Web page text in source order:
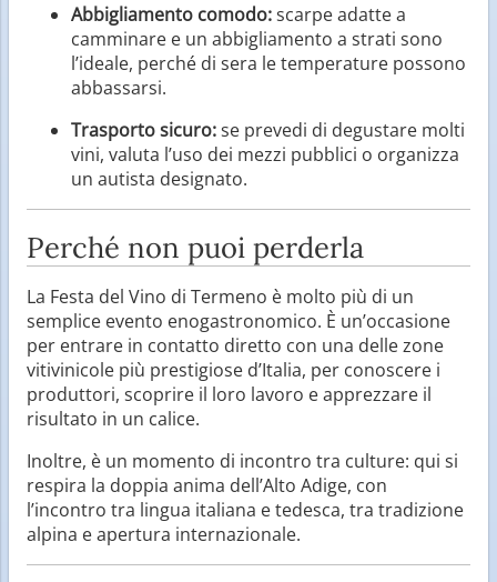
Abbigliamento comodo:scarpe adatte a
camminare e un abbigliamento a strati sono
l’ideale, perché di sera le temperature possono
abbassarsi.
Trasporto sicuro:se prevedi di degustare molti
vini, valuta l’uso dei mezzi pubblici o organizza
un autista designato.
Perché non puoi perderla
La Festa del Vino di Termeno è molto più di un
semplice evento enogastronomico. È un’occasione
per entrare in contatto diretto con una delle zone
vitivinicole più prestigiose d’Italia, per conoscere i
produttori, scoprire il loro lavoro e apprezzare il
risultato in un calice.
Inoltre, è un momento di incontro tra culture: qui si
respira la doppia anima dell’Alto Adige, con
l’incontro tra lingua italiana e tedesca, tra tradizione
alpina e apertura internazionale.